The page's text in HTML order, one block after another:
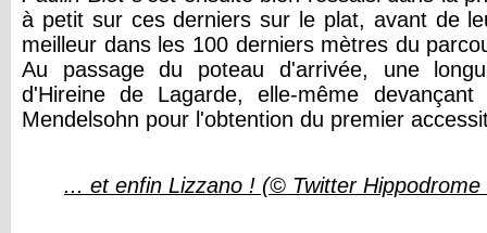
à petit sur ces derniers sur le plat, avant de
meilleur dans les 100 derniers mètres du
Au passage du poteau d'arrivée, une
d'Hireine de Lagarde, elle-même
Mendelsohn pour l'obtention du premier
... et enfin Lizzano ! (© Twitter